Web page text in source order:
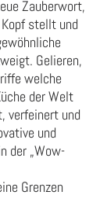
Zauberwort,
stellt und
Gelieren,
welche
der Welt
verfeinert und
und
der „Wow-
Grenzen